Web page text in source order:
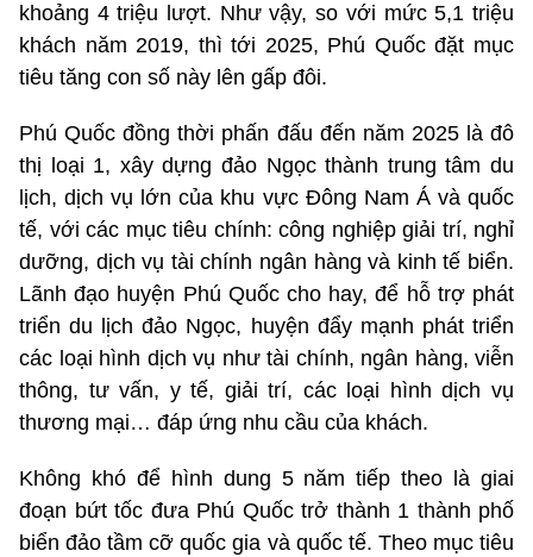
khoảng 4 triệu lượt. Như vậy, so với mức 5,1 triệu
khách năm 2019, thì tới 2025, Phú Quốc đặt mục
tiêu tăng con số này lên gấp đôi.
Phú Quốc đồng thời phấn đấu đến năm 2025 là đô
thị loại 1, xây dựng đảo Ngọc thành trung tâm du
lịch, dịch vụ lớn của khu vực Đông Nam Á và quốc
tế, với các mục tiêu chính: công nghiệp giải trí, nghỉ
dưỡng, dịch vụ tài chính ngân hàng và kinh tế biển.
Lãnh đạo huyện Phú Quốc cho hay, để hỗ trợ phát
triển du lịch đảo Ngọc, huyện đẩy mạnh phát triển
các loại hình dịch vụ như tài chính, ngân hàng, viễn
thông, tư vấn, y tế, giải trí, các loại hình dịch vụ
thương mại… đáp ứng nhu cầu của khách.
Không khó để hình dung 5 năm tiếp theo là giai
đoạn bứt tốc đưa Phú Quốc trở thành 1 thành phố
biển đảo tầm cỡ quốc gia và quốc tế. Theo mục tiêu